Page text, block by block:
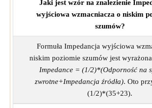
Jaki jest wzór na znalezienie
wyjściowa wzmacniacza o niskim
szumów?
Formuła Impedancja wyjściowa
niskim poziomie szumów jest
Impedance = (1/2)*(Odporność na
zwrotne+Impedancja źródła). Oto
(1/2)*(35+23).